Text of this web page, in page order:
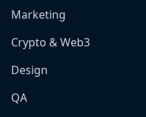
Marketing
Crypto & Web3
Design
QA